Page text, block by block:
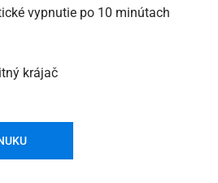
vypnutie po 10 minútach
krájač